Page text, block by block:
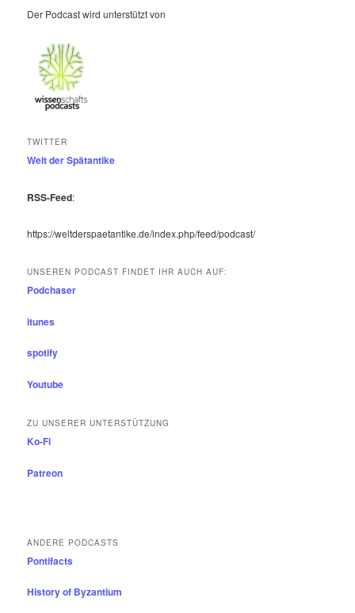
h
Der Podcast wird unterstützt von
TWITTER
Welt der Spätantike
RSS-Feed:
https://weltderspaetantike.de/index.php/feed/podcast/
UNSEREN PODCAST FINDET IHR AUCH AUF:
Podchaser
itunes
spotify
Youtube
ZU UNSERER UNTERSTÜTZUNG
Ko-Fi
Patreon
ANDERE PODCASTS
Pontifacts
History of Byzantium